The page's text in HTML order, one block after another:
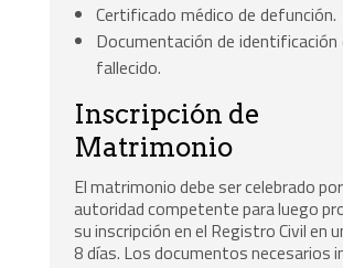
Certificado médico de defunción.
Documentación de identificación
fallecido.
Inscripción de
Matrimonio
El matrimonio debe ser celebrado
autoridad competente para luego
su inscripción en el Registro Civil en
8 días. Los documentos necesarios